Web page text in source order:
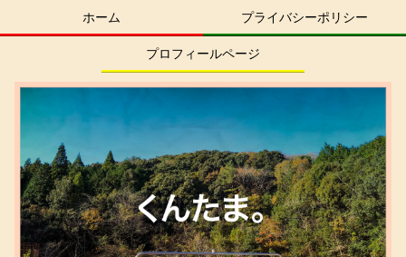
ホーム プライバシーポリシー
プロフィールページ